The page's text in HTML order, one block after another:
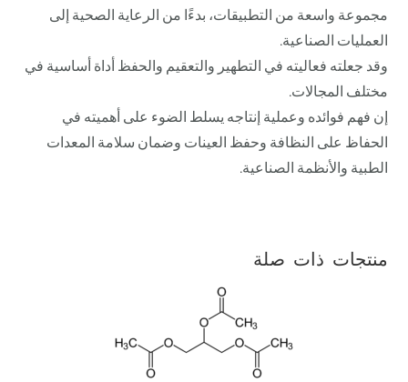
مجموعة واسعة من التطبيقات، بدءًا من الرعاية الصحية إلى
العمليات الصناعية.
وقد جعلته فعاليته في التطهير والتعقيم والحفظ أداة أساسية في
مختلف المجالات.
إن فهم فوائده وعملية إنتاجه يسلط الضوء على أهميته في
الحفاظ على النظافة وحفظ العينات وضمان سلامة المعدات
الطبية والأنظمة الصناعية.
منتجات ذات صلة